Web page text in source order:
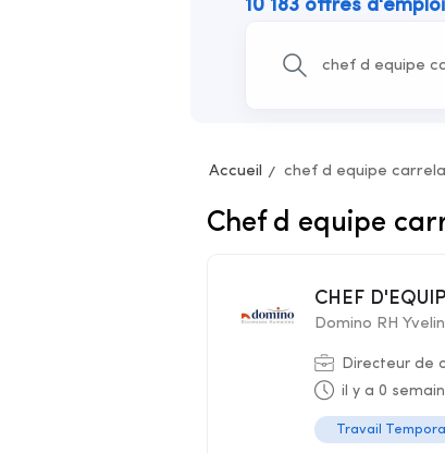
10 183 offres d'emploi
Accueil chef d equipe
Chef d equipe
CHEF
Domino RH
Directeur de
il y a 0
Travail